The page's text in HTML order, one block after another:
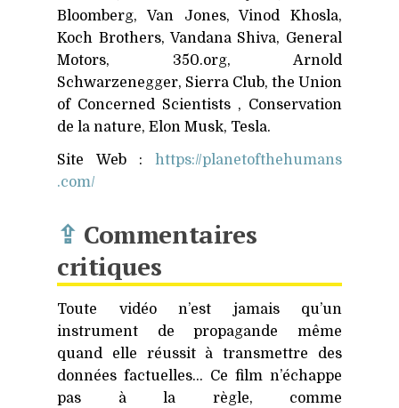
Bloomberg, Van Jones, Vinod Khosla,
Koch Brothers, Vandana Shiva, General
Motors, 350​.org, Arnold
Schwarzenegger, Sierra Club, the Union
of Concerned Scientists , Conservation
de la nature, Elon Musk, Tesla.
Site Web : https://​planetofthehumans​
.com/
⇪ Commentaires
critiques
Toute vidéo n’est jamais qu’un
instrument de propagande même
quand elle réussit à transmettre des
données factuelles… Ce film n’échappe
pas à la règle, comme